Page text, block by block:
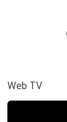
Web TV